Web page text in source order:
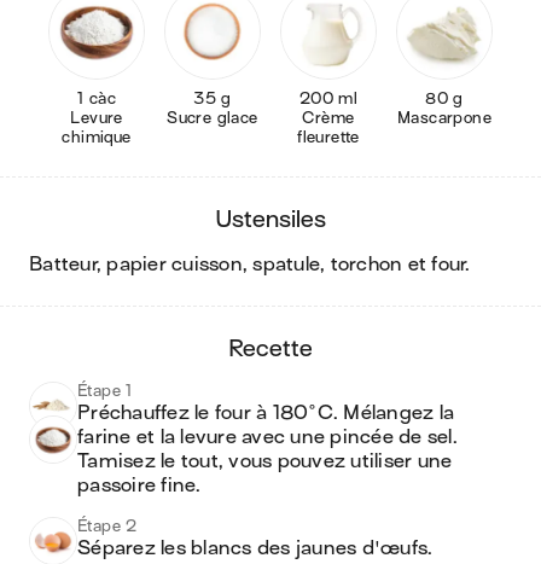
1 càc
Levure
chimique
35 g
Sucre glace
200 ml
Crème
fleurette
80 g
Mascarpone
ustensiles
batteur, papier cuisson, spatule, torchon et four.
recette
Étape 1
Préchauffez le four à 180°C. Mélangez la
farine et la levure avec une pincée de sel.
Tamisez le tout, vous pouvez utiliser une
passoire fine.
Étape 2
Séparez les blancs des jaunes d'œufs.